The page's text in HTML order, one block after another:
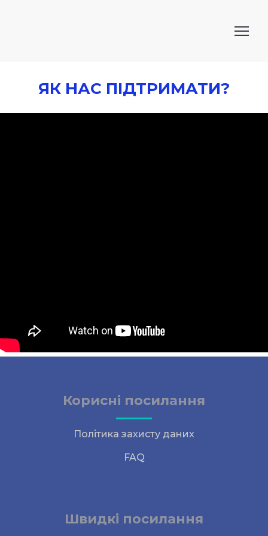
ЯК НАС ПІДТРИМАТИ?
Корисні посилання
Політика захисту даних
FAQ
Швидкі посилання